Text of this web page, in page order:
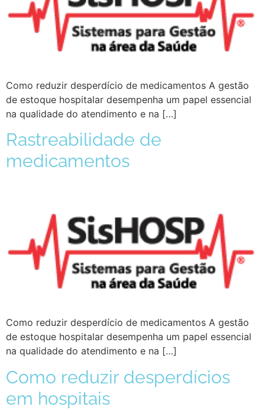
Como reduzir desperdício de medicamentos A gestão
de estoque hospitalar desempenha um papel essencial
na qualidade do atendimento e na […]
Rastreabilidade de
medicamentos
Como reduzir desperdício de medicamentos A gestão
de estoque hospitalar desempenha um papel essencial
na qualidade do atendimento e na […]
Como reduzir desperdícios
em hospitais